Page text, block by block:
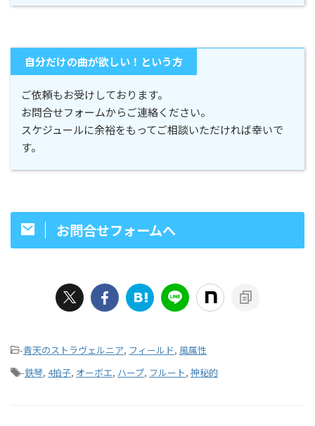
自分だけの曲が欲しい！という方
ご依頼もお受けしております。
お問合せフォームからご連絡ください。
スケジュールに余裕をもってご相談いただければ幸いで
す。
お問合せフォームへ
-青天のストラヴェルニア, フィールド, 風属性
-鉄琴, 4拍子, オーボエ, ハープ, フルート, 神秘的